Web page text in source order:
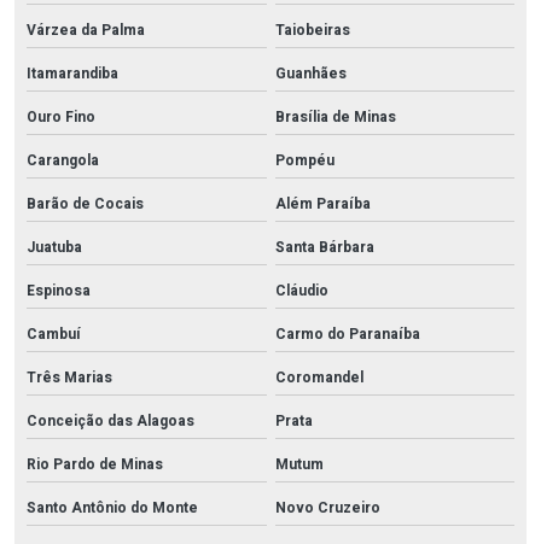
Várzea da Palma
Taiobeiras
Itamarandiba
Guanhães
Ouro Fino
Brasília de Minas
Carangola
Pompéu
Barão de Cocais
Além Paraíba
Juatuba
Santa Bárbara
Espinosa
Cláudio
Cambuí
Carmo do Paranaíba
Três Marias
Coromandel
Conceição das Alagoas
Prata
Rio Pardo de Minas
Mutum
Santo Antônio do Monte
Novo Cruzeiro